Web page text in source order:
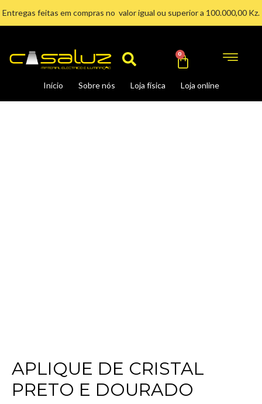
conteúdo
Entregas feitas em compras no valor igual ou superior a 100.000,00 Kz.
Search
Início Sobre nós Loja física Loja online
0 Cart
APLIQUE DE CRISTAL
PRETO E DOURADO